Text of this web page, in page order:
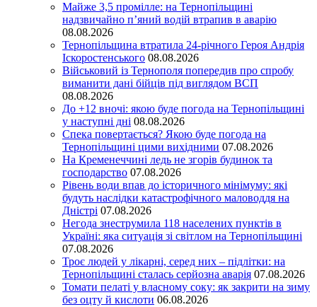
Майже 3,5 промілле: на Тернопільщині
надзвичайно п’яний водій втрапив в аварію
08.08.2026
Тернопільщина втратила 24-річного Героя Андрія
Іскоростенського 08.08.2026
Військовий із Тернополя попередив про спробу
виманити дані бійців під виглядом ВСП
08.08.2026
До +12 вночі: якою буде погода на Тернопільщині
у наступні дні 08.08.2026
Спека повертається? Якою буде погода на
Тернопільщині цими вихідними 07.08.2026
На Кременеччині ледь не згорів будинок та
господарство 07.08.2026
Рівень води впав до історичного мінімуму: які
будуть наслідки катастрофічного маловоддя на
Дністрі 07.08.2026
Негода знеструмила 118 населених пунктів в
Україні: яка ситуація зі світлом на Тернопільщині
07.08.2026
Троє людей у лікарні, серед них – підлітки: на
Тернопільщині сталась серйозна аварія 07.08.2026
Томати пелаті у власному соку: як закрити на зиму
без оцту й кислоти 06.08.2026